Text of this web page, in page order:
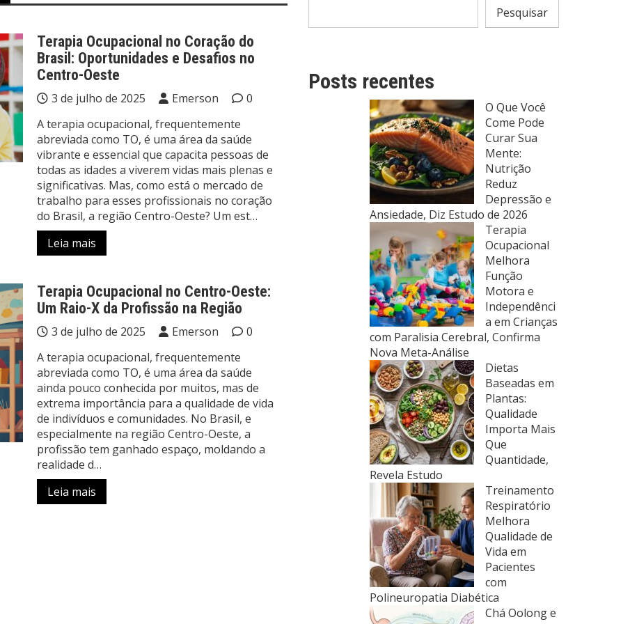
Terapia Ocupacional no Coração do
Brasil: Oportunidades e Desafios no
Centro-Oeste
3 de julho de 2025 Emerson
0
A terapia ocupacional, frequentemente
abreviada como TO, é uma área da saúde
vibrante e essencial que capacita pessoas de
todas as idades a viverem vidas mais plenas e
significativas. Mas, como está o mercado de
trabalho para esses profissionais no coração
do Brasil, a região Centro-Oeste? Um est…
Leia mais
Terapia Ocupacional no Centro-Oeste:
Um Raio-X da Profissão na Região
3 de julho de 2025 Emerson
0
A terapia ocupacional, frequentemente
abreviada como TO, é uma área da saúde
ainda pouco conhecida por muitos, mas de
extrema importância para a qualidade de vida
de indivíduos e comunidades. No Brasil, e
especialmente na região Centro-Oeste, a
profissão tem ganhado espaço, moldando a
realidade d…
Leia mais
Pesquisar
Posts recentes
O Que Você
Come Pode
Curar Sua
Mente:
Nutrição
Reduz
Depressão e
Ansiedade, Diz Estudo de 2026
Terapia
Ocupacional
Melhora
Função
Motora e
Independênci
a em Crianças
com Paralisia Cerebral, Confirma
Nova Meta-Análise
Dietas
Baseadas em
Plantas:
Qualidade
Importa Mais
Que
Quantidade,
Revela Estudo
Treinamento
Respiratório
Melhora
Qualidade de
Vida em
Pacientes
com
Polineuropatia Diabética
Chá Oolong e